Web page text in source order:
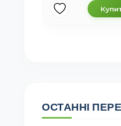
ОСТАННІ